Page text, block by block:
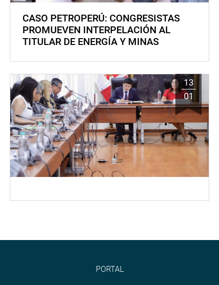
CASO PETROPERÚ: CONGRESISTAS
PROMUEVEN INTERPELACIÓN AL
TITULAR DE ENERGÍA Y MINAS
13
01
PORTAL